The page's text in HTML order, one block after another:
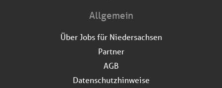
Allgemein
Über Jobs für Niedersachsen
Partner
AGB
Datenschutzhinweise